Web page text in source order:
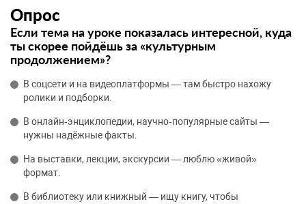
Опрос
Если тема на уроке показалась интересной, куда
ты скорее пойдёшь за «культурным
продолжением»?
В соцсети и на видеоплатформы — там быстро нахожу
ролики и подборки.
В онлайн‑энциклопедии, научно‑популярные сайты —
нужны надёжные факты.
На выставки, лекции, экскурсии — люблю «живой»
формат.
В библиотеку или книжный — ищу книгу, чтобы